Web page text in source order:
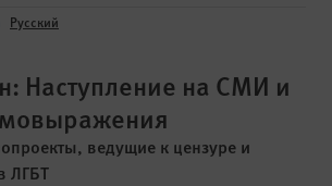
Русский
Наступление на СМИ и
ведущие к цензуре и
ЛГБТ